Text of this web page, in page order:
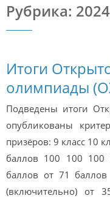
Рубрика:
Итоги
олимпиады
Подведены итоги
опубликованы
призёров: 9 класс 10
баллов 100 100 100
баллов от 71
(включительно) от